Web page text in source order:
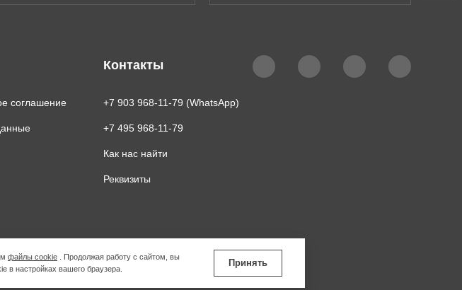
соглашение
Контакты
+7 903 968-11-79 (WhatsApp)
+7 495 968-11-79
Как нас найти
Реквизиты
файлы cookie . Продолжая работу с сайтом, вы
в настройках вашего браузера.
Принять